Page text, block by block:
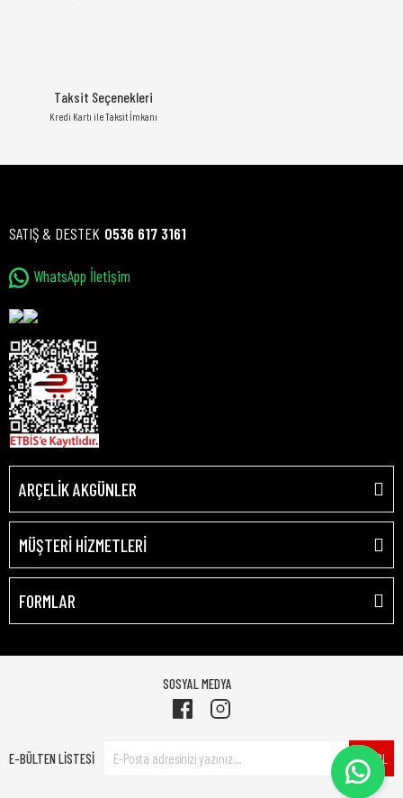
Taksit Seçenekleri
Kredi Kartı ile Taksit İmkanı
SATIŞ & DESTEK 0536 617 3161
WhatsApp İletişim
ARÇELİK AKGÜNLER
MÜŞTERİ HİZMETLERİ
FORMLAR
E-BÜLTEN LİSTESİ ÜYE OL
SOSYAL MEDYA